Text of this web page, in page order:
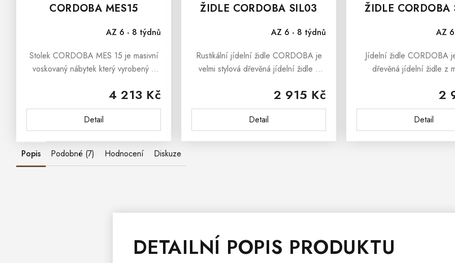
CORDOBA MES15
AZ 6 - 8 týdnů
4 213 Kč
Detail
Stolek CORDOBA MES 15 je masivní
voskovaný nábytek který vyrobený z
sebou přináší teplé tóny a nádhernou
přírodní vůni.Rustikální voskovaný...
ŽIDLE CORDOBA SIL03
AZ 6 - 8 týdnů
2 915 Kč
Detail
Rustikální jídelní židle CORDOBA je
velmi stylová dřevěná jídelní židle s
rusikální nábytek do interiérů jídelny,
kuchyně, kanceláře,...
ŽIDLE CORDOBA
AZ
2
Detail
Jídelní židle CORDOBA
dřevěná jídelní židle z
originálním vzhledem,
kvalitním provedením.
CORDOBA...
Popis Podobné (7) Hodnocení Diskuze
DETAILNÍ POPIS PRODUKTU